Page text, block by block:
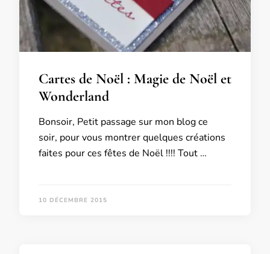
Cartes de Noël : Magie de Noël et
Wonderland
Bonsoir, Petit passage sur mon blog ce
soir, pour vous montrer quelques créations
faites pour ces fêtes de Noël !!!! Tout …
10 DÉCEMBRE 2015